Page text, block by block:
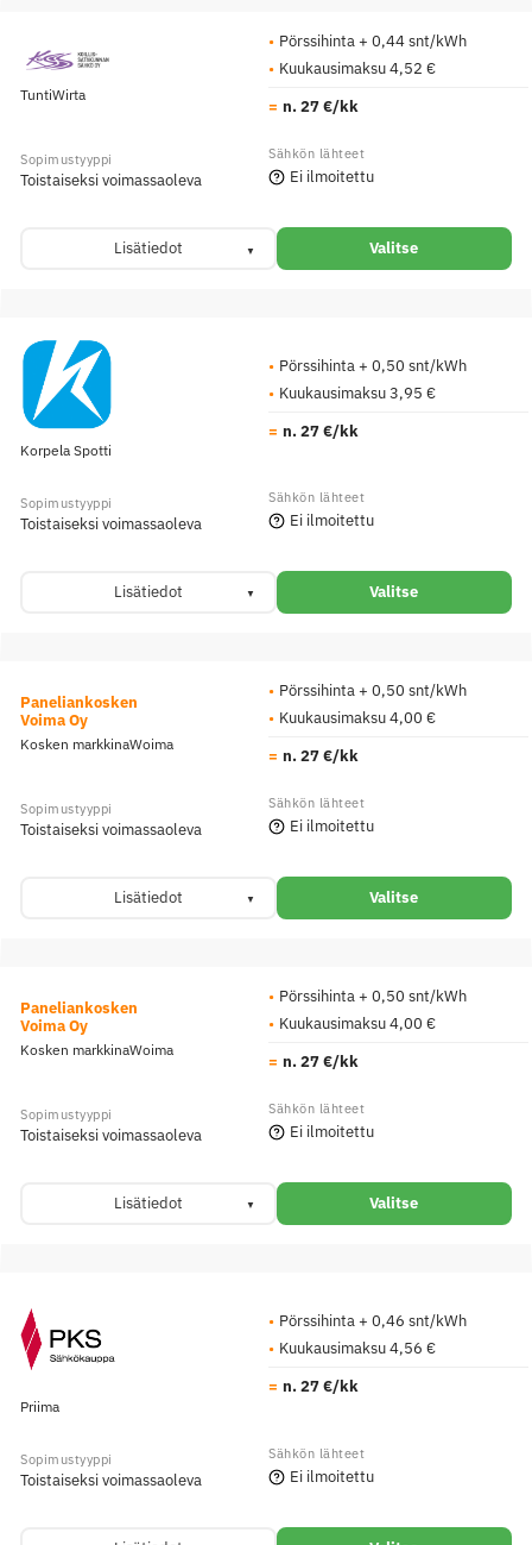
TuntiWirta
Pörssihinta + 0,44 snt/kWh
Kuukausimaksu 4,52 €
n. 27 €/kk
Toistaiseksi voimassaoleva Ei ilmoitettu
Lisätiedot Valitse
Korpela Spotti
Pörssihinta + 0,50 snt/kWh
Kuukausimaksu 3,95 €
n. 27 €/kk
Toistaiseksi voimassaoleva Ei ilmoitettu
Lisätiedot Valitse
Paneliankosken
Voima Oy
Kosken markkinaWoima
Pörssihinta + 0,50 snt/kWh
Kuukausimaksu 4,00 €
n. 27 €/kk
Toistaiseksi voimassaoleva Ei ilmoitettu
Lisätiedot Valitse
Paneliankosken
Voima Oy
Kosken markkinaWoima
Pörssihinta + 0,50 snt/kWh
Kuukausimaksu 4,00 €
n. 27 €/kk
Toistaiseksi voimassaoleva Ei ilmoitettu
Lisätiedot Valitse
Priima
Pörssihinta + 0,46 snt/kWh
Kuukausimaksu 4,56 €
n. 27 €/kk
Toistaiseksi voimassaoleva Ei ilmoitettu